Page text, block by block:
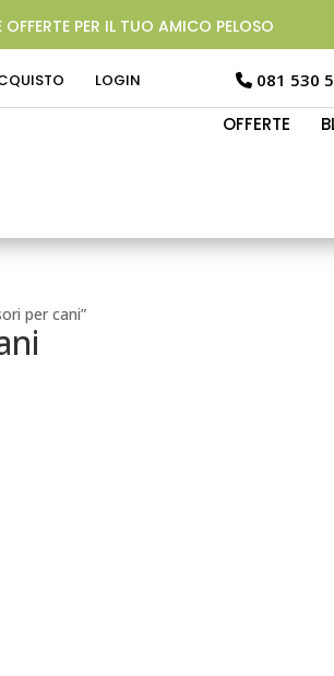
PER IL TUO AMICO PELOSO
LOGIN 081 530
OFFERTE
per cani”